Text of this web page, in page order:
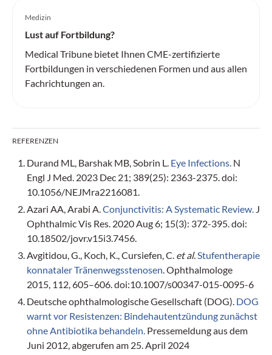
Medizin
Lust auf Fortbildung?
Medical Tribune bietet Ihnen CME-zertifizierte
Fortbildungen in verschiedenen Formen und aus allen
Fachrichtungen an.
REFERENZEN
Durand ML, Barshak MB, Sobrin L. Eye Infections. N
Engl J Med. 2023 Dec 21; 389(25): 2363-2375. doi:
10.1056/NEJMra2216081.
Azari AA, Arabi A. Conjunctivitis: A Systematic Review. J
Ophthalmic Vis Res. 2020 Aug 6; 15(3): 372-395. doi:
10.18502/jovr.v15i3.7456.
Avgitidou, G., Koch, K., Cursiefen, C. et al. Stufentherapie
konnataler Tränenwegsstenosen . Ophthalmologe
2015, 112, 605–606. doi:10.1007/s00347-015-0095-6
Deutsche ophthalmologische Gesellschaft (DOG). DOG
warnt vor Resistenzen: Bindehautentzündung zunächst
ohne Antibiotika behandeln. Pressemeldung aus dem
Juni 2012, abgerufen am 25. April 2024